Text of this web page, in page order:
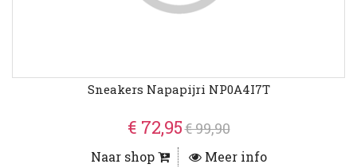
Sneakers Napapijri NP0A4I7T
€ 72,95€ 99,90
Naar shop Meer info